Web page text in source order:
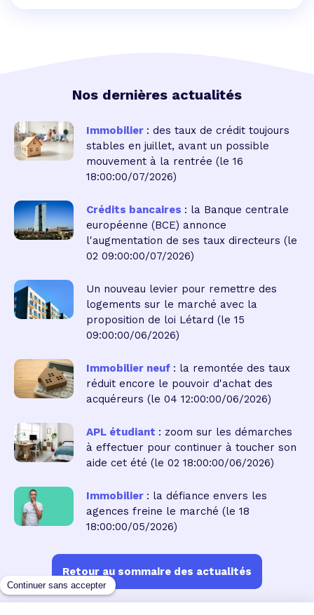
Nos dernières actualités
Immobilier : des taux de crédit toujours
stables en juillet, avant un possible
mouvement à la rentrée (le 16
18:00:00/07/2026)
Crédits bancaires : la Banque centrale
européenne (BCE) annonce
l'augmentation de ses taux directeurs (le
02 09:00:00/07/2026)
Un nouveau levier pour remettre des
logements sur le marché avec la
proposition de loi Létard (le 15
09:00:00/06/2026)
Immobilier neuf : la remontée des taux
réduit encore le pouvoir d'achat des
acquéreurs (le 04 12:00:00/06/2026)
APL étudiant : zoom sur les démarches
à effectuer pour continuer à toucher son
aide cet été (le 02 18:00:00/06/2026)
Immobilier : la défiance envers les
agences freine le marché (le 18
18:00:00/05/2026)
Retour au sommaire des actualités